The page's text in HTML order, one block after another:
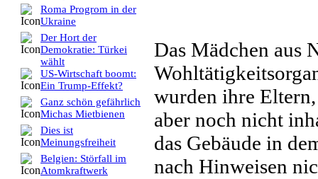
Roma Progrom in der
Ukraine
Der Hort der
Demokratie: Türkei
wählt
US-Wirtschaft boomt:
Ein Trump-Effekt?
Ganz schön gefährlich
Michas Mietbienen
Dies ist
Meinungsfreiheit
Belgien: Störfall im
Atomkraftwerk
Das Mädchen aus
wurden ihre
aber noch nicht
das Gebäude in
nach Hinweisen